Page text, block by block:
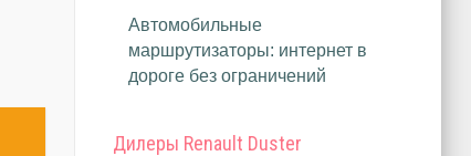
Автомобильные
маршрутизаторы: интернет в
дороге без ограничений
Дилеры Renault Duster